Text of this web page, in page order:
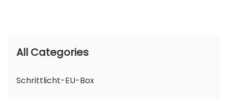
All Categories
Schrittlicht-EU-Box